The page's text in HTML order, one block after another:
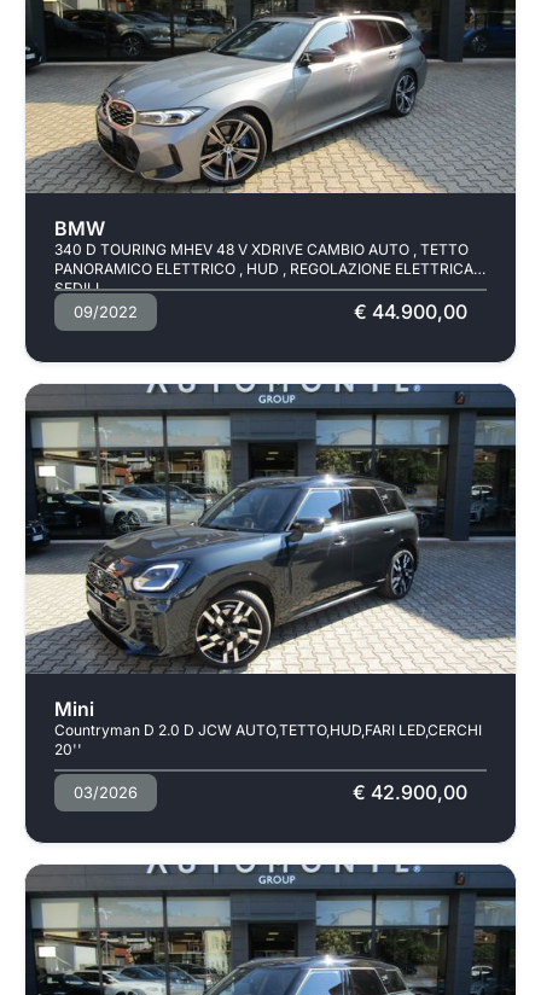
BMW
340 D TOURING MHEV 48 V XDRIVE CAMBIO AUTO , TETTO
PANORAMICO ELETTRICO , HUD , REGOLAZIONE ELETTRICA
SEDILI
09/2022
€ 44.900,00
Mini
Countryman D 2.0 D JCW AUTO,TETTO,HUD,FARI LED,CERCHI
20''
03/2026 € 42.900,00